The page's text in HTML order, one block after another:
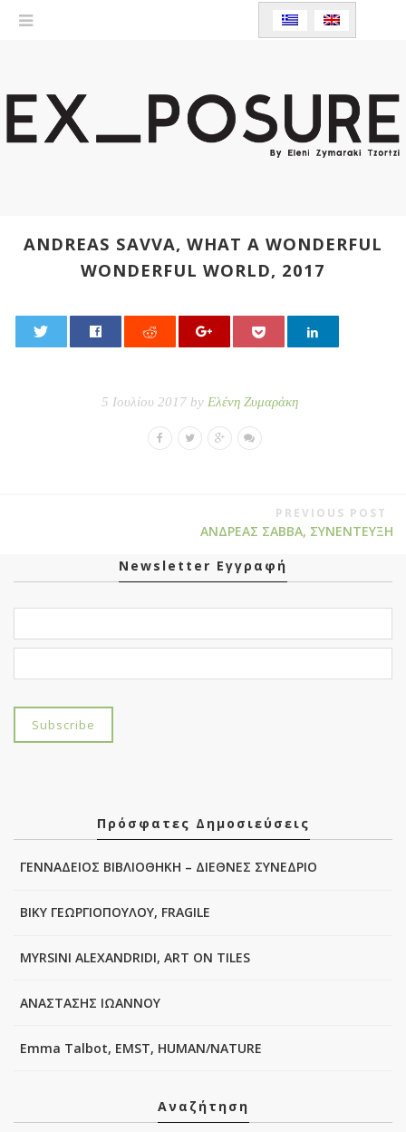
ANDREAS SAVVA, WHAT A WONDERFUL
WONDERFUL WORLD, 2017
5 Ιουλίου 2017 by Ελένη Ζυμαράκη
PREVIOUS POST
ΑΝΔΡΕΑΣ ΣΑΒΒΑ, ΣΥΝΕΝΤΕΥΞΗ
Newsletter Εγγραφή
Πρόσφατες Δημοσιεύσεις
ΓΕΝΝΑΔΕΙΟΣ ΒΙΒΛΙΟΘΗΚΗ – ΔΙΕΘΝΕΣ ΣΥΝΕΔΡΙΟ
ΒΙΚΥ ΓΕΩΡΓΙΟΠΟΥΛΟΥ, FRAGILE
MYRSINI ALEXANDRIDI, ART ON TILES
ΑΝΑΣΤΑΣΗΣ ΙΩΑΝΝΟΥ
Emma Talbot, EMST, HUMAN/NATURE
Αναζήτηση